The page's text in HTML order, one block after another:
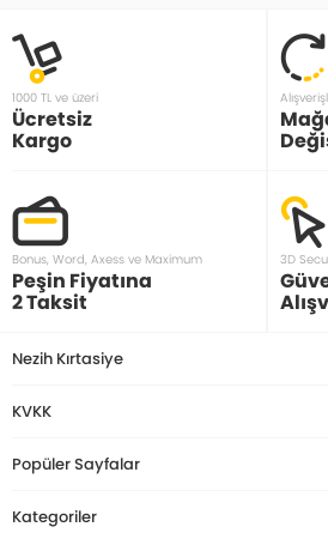
1000 TL ve üzeri
Ücretsiz
Kargo
Bonus, Word, Axess ve Maximum
Peşin Fiyatına
2 Taksit
3D
Nezih Kırtasiye
KVKK
Popüler Sayfalar
Kategoriler